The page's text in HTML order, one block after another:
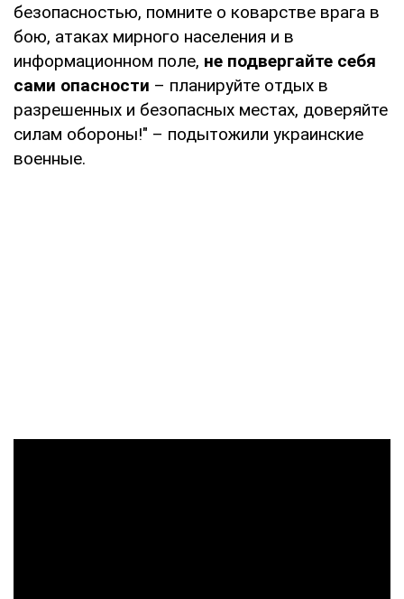
безопасностью, помните о коварстве врага в
бою, атаках мирного населения и в
информационном поле, не подвергайте себя
сами опасности – планируйте отдых в
разрешенных и безопасных местах, доверяйте
силам обороны!" – подытожили украинские
военные.